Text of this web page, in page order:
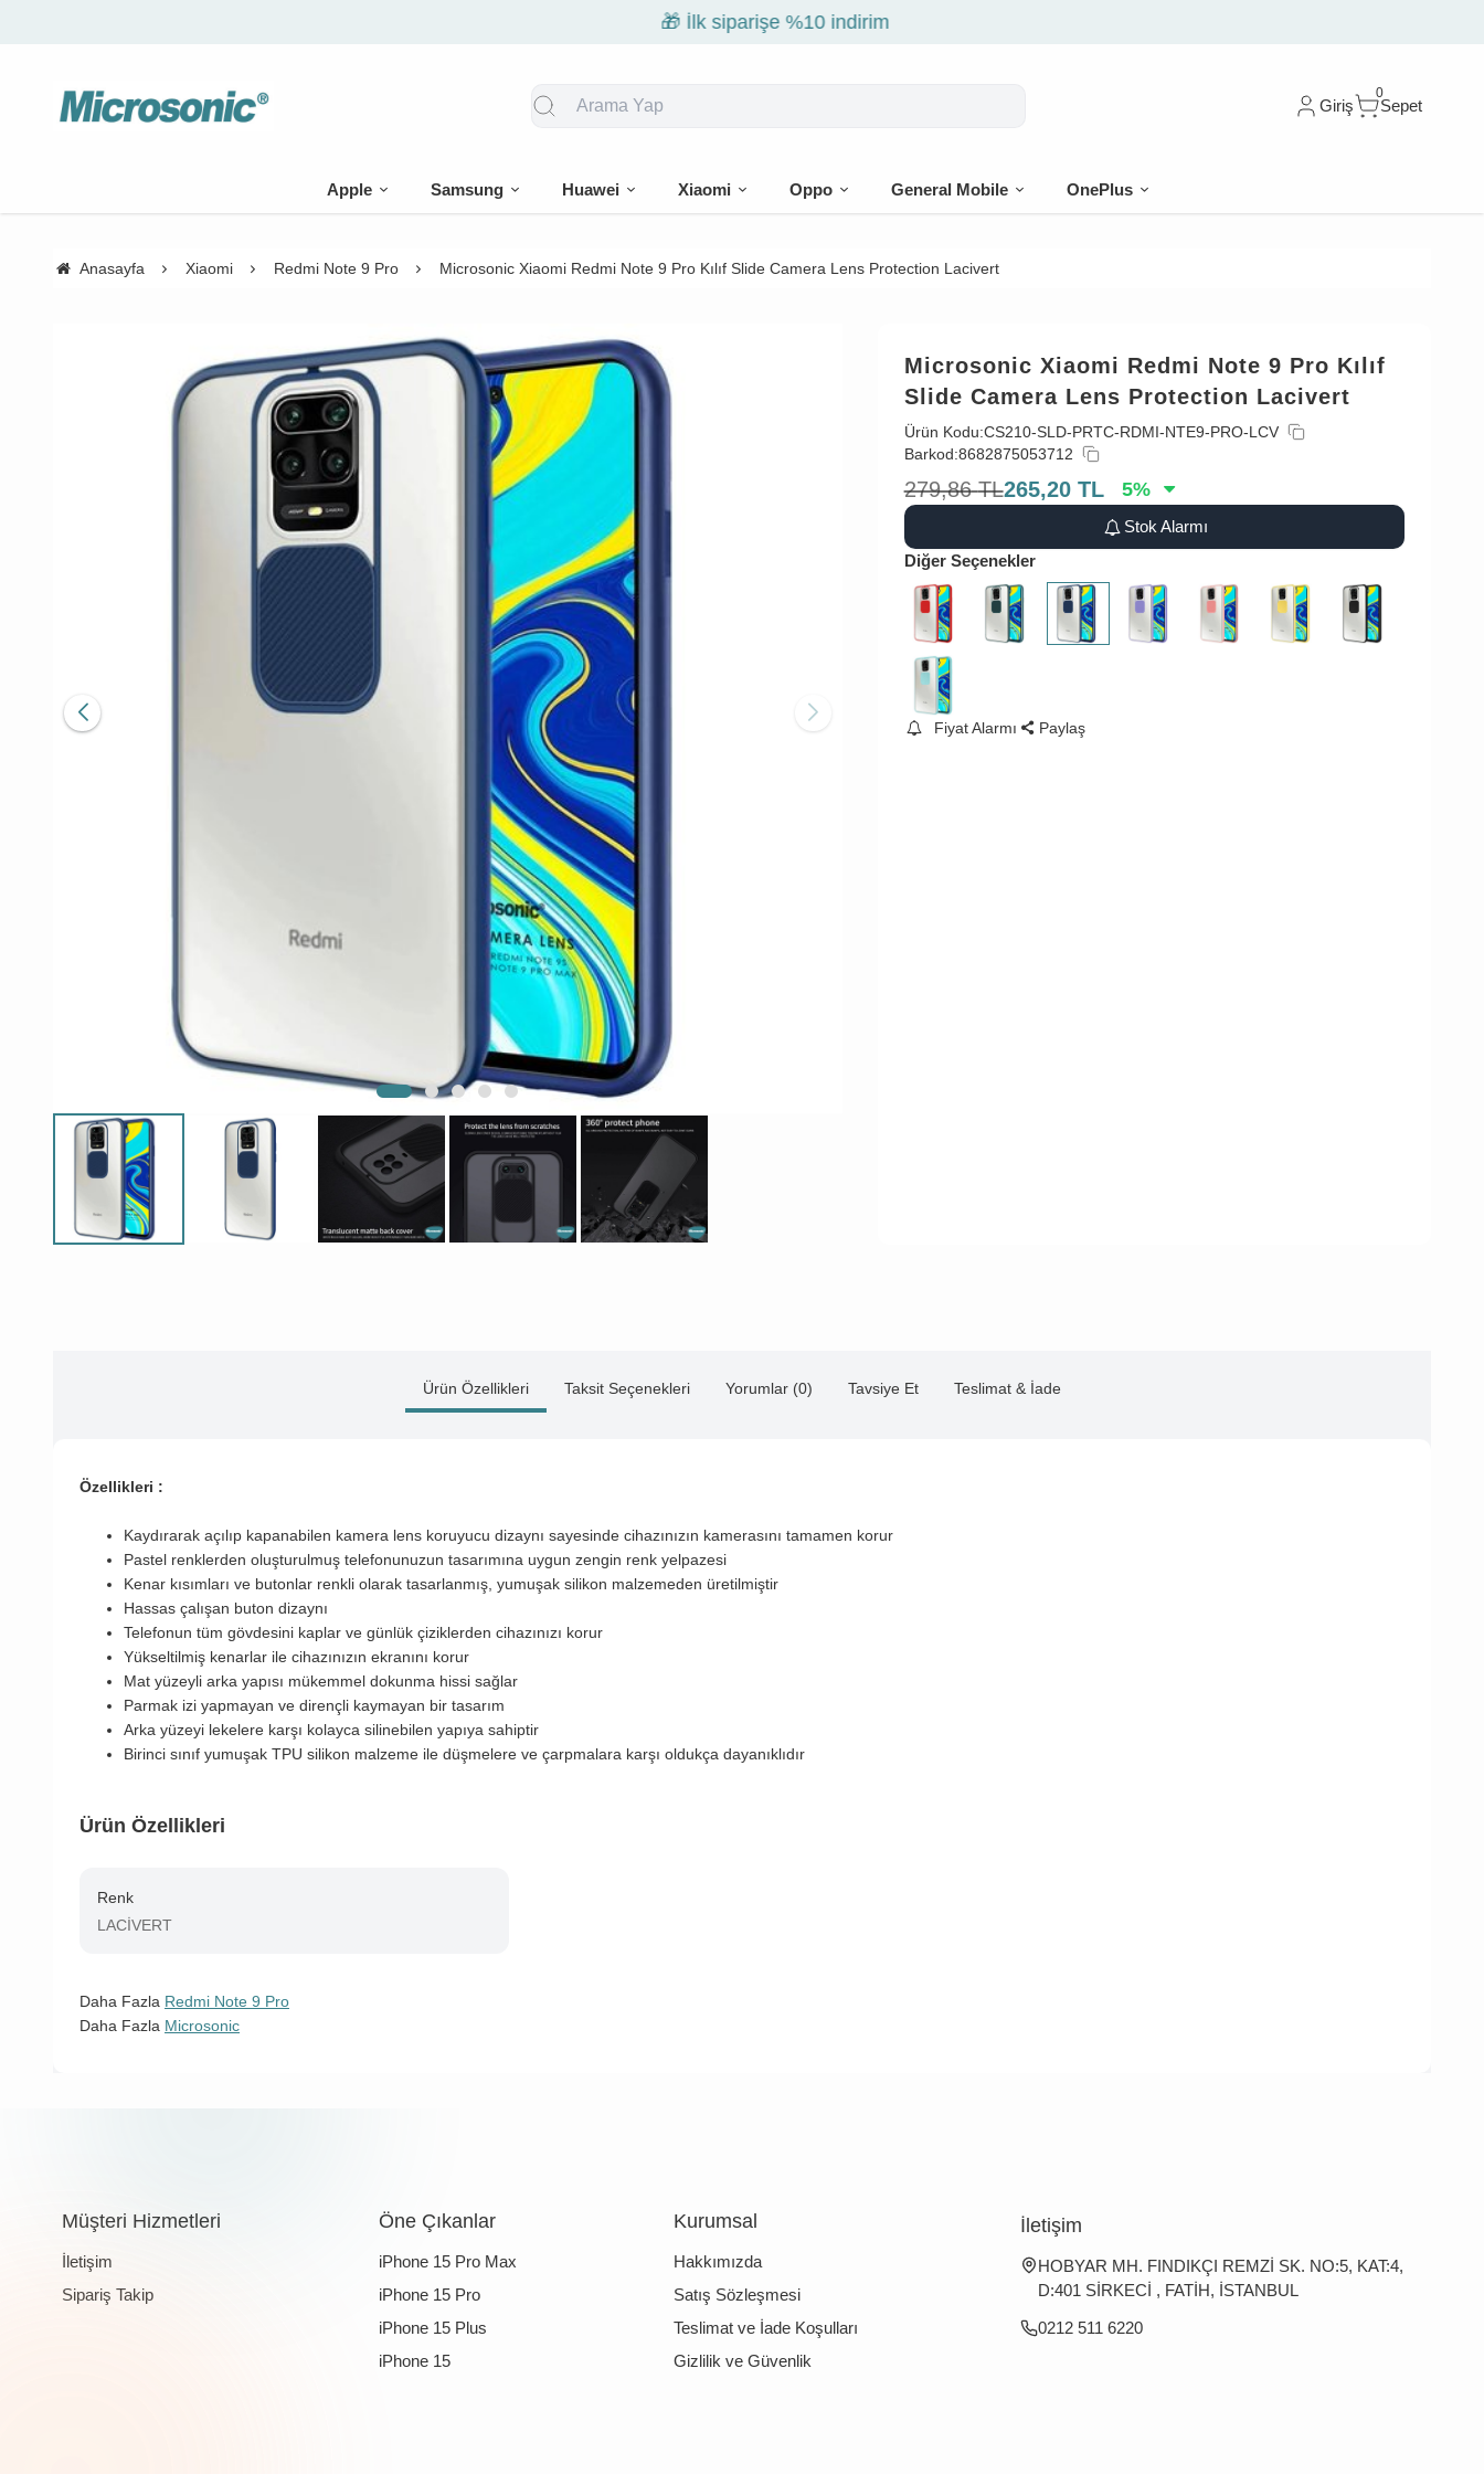
🎁 İlk siparişe %10 indirim
Giriş
0
Sepet
Apple Samsung Huawei Xiaomi Oppo General Mobile OnePlus
Anasayfa Xiaomi Redmi Note 9 Pro Microsonic Xiaomi Redmi Note 9 Pro Kılıf Slide Camera Lens Protection Lacivert
Microsonic Xiaomi Redmi Note 9 Pro Kılıf
Slide Camera Lens Protection Lacivert
Ürün Kodu:CS210-SLD-PRTC-RDMI-NTE9-PRO-LCV
Barkod:8682875053712
279,86 TL265,20 TL 5%
Stok Alarmı
Diğer Seçenekler
Fiyat Alarmı Paylaş
Ürün Özellikleri Taksit Seçenekleri Yorumlar (0) Tavsiye Et Teslimat & İade
Özellikleri :
Kaydırarak açılıp kapanabilen kamera lens koruyucu dizaynı sayesinde cihazınızın kamerasını tamamen korur
Pastel renklerden oluşturulmuş telefonunuzun tasarımına uygun zengin renk yelpazesi
Kenar kısımları ve butonlar renkli olarak tasarlanmış, yumuşak silikon malzemeden üretilmiştir
Hassas çalışan buton dizaynı
Telefonun tüm gövdesini kaplar ve günlük çiziklerden cihazınızı korur
Yükseltilmiş kenarlar ile cihazınızın ekranını korur
Mat yüzeyli arka yapısı mükemmel dokunma hissi sağlar
Parmak izi yapmayan ve dirençli kaymayan bir tasarım
Arka yüzeyi lekelere karşı kolayca silinebilen yapıya sahiptir
Birinci sınıf yumuşak TPU silikon malzeme ile düşmelere ve çarpmalara karşı oldukça dayanıklıdır
Ürün Özellikleri
Renk
LACİVERT
Daha Fazla Redmi Note 9 Pro
Daha Fazla Microsonic
Müşteri Hizmetleri
İletişim
Sipariş Takip
Öne Çıkanlar
iPhone 15 Pro Max
iPhone 15 Pro
iPhone 15 Plus
iPhone 15
Kurumsal
Hakkımızda
Satış Sözleşmesi
Teslimat ve İade Koşulları
Gizlilik ve Güvenlik
İletişim
HOBYAR MH. FINDIKÇI REMZİ SK. NO:5, KAT:4,
D:401 SİRKECİ , FATİH, İSTANBUL
0212 511 6220